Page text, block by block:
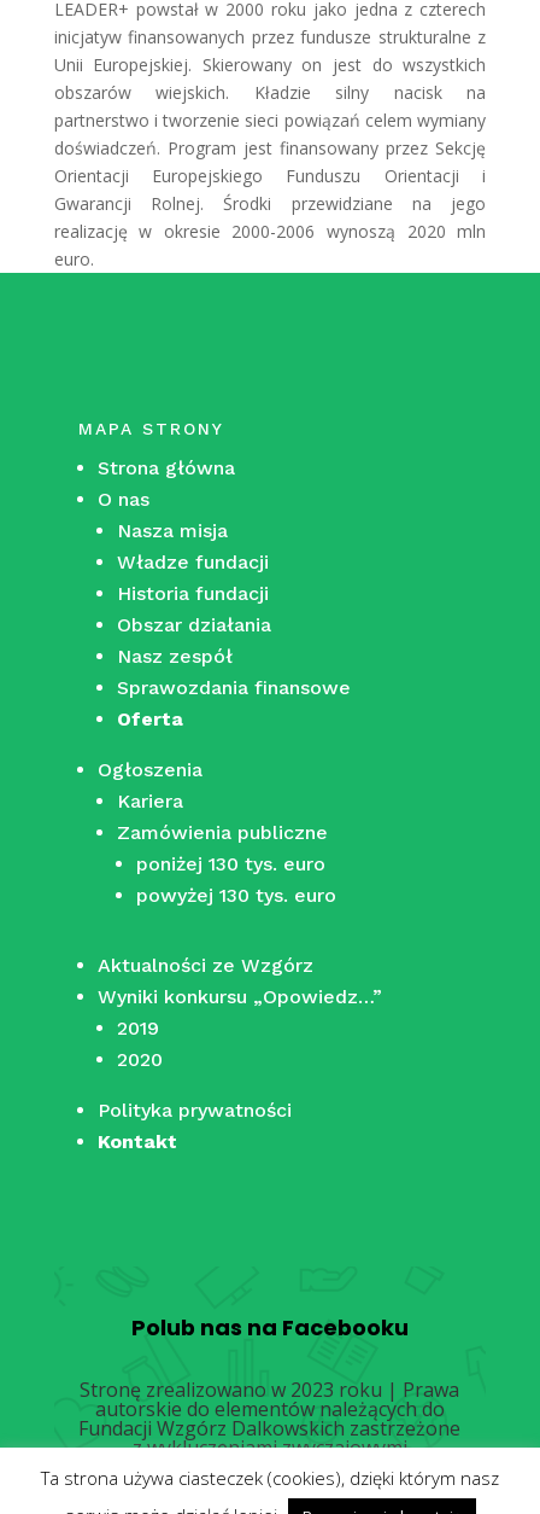
LEADER+ powstał w 2000 roku jako jedna z czterech
inicjatyw finansowanych przez fundusze strukturalne z
Unii Europejskiej. Skierowany on jest do wszystkich
obszarów wiejskich. Kładzie silny nacisk na
partnerstwo i tworzenie sieci powiązań celem wymiany
doświadczeń. Program jest finansowany przez Sekcję
Orientacji Europejskiego Funduszu Orientacji i
Gwarancji Rolnej. Środki przewidziane na jego
realizację w okresie 2000-2006 wynoszą 2020 mln
euro.
MAPA STRONY
Strona główna
O nas
Nasza misja
Władze fundacji
Historia fundacji
Obszar działania
Nasz zespół
Sprawozdania finansowe
Oferta
Ogłoszenia
Kariera
Zamówienia publiczne
poniżej 130 tys. euro
powyżej 130 tys. euro
Aktualności ze Wzgórz
Wyniki konkursu „Opowiedz…”
2019
2020
Polityka prywatności
Kontakt
Polub nas na Facebooku
Stronę zrealizowano w 2023 roku | Prawa
autorskie do elementów należących do
Fundacji Wzgórz Dalkowskich zastrzeżone
z wykluczeniami zwyczajowymi
Ta strona używa ciasteczek (cookies), dzięki którym nasz